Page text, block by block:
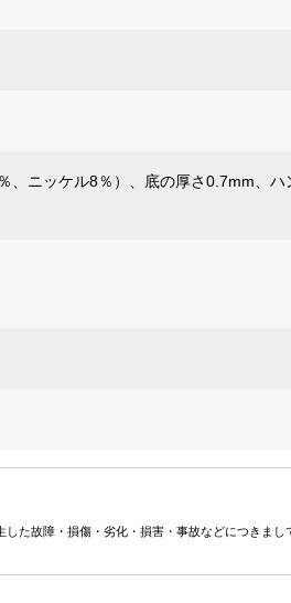
、ニッケル8％）、底の厚さ0.7mm、ハ
た故障・損傷・劣化・損害・事故などにつきまし